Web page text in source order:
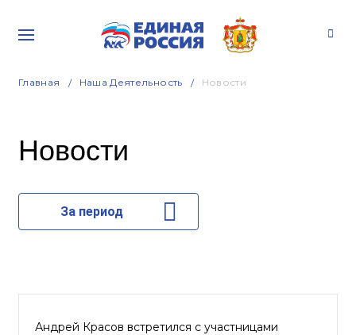
Главная Наша Деятельность Новости
Новости
За период
Андрей Красов встретился с участницами